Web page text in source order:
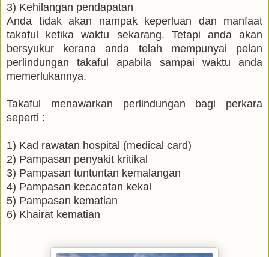
3) Kehilangan pendapatan
Anda tidak akan nampak keperluan dan manfaat
takaful ketika waktu sekarang. Tetapi anda akan
bersyukur kerana anda telah mempunyai pelan
perlindungan takaful apabila sampai waktu anda
memerlukannya.
Takaful menawarkan perlindungan bagi perkara
seperti :
1) Kad rawatan hospital (medical card)
2) Pampasan penyakit kritikal
3) Pampasan tuntuntan kemalangan
4) Pampasan kecacatan kekal
5) Pampasan kematian
6) Khairat kematian